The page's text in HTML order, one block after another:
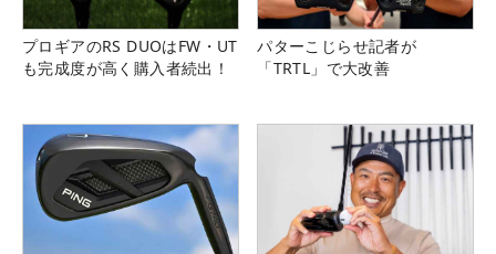
プロギアのRS DUOはFW・UT
も完成度が高く購入者続出！
パターこじらせ記者が
「TRTL」で大改善